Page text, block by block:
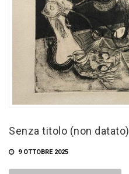
Senza titolo (non datato)
9 OTTOBRE 2025